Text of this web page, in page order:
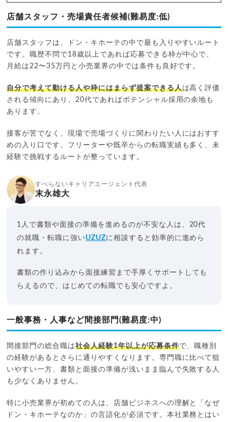
店舗スタッフ・売場責任者候補(難易度:低)
店舗スタッフは、ドン・キホーテの中で最も入りやすいルート
です。職歴不問で18歳以上であれば応募できる枠が中心で、
月給は22〜35万円と小売業界の中では条件も良好です。
自分で考えて動ける人や枠にはまらず提案できる人は高く評価
される傾向にあり、20代であればポテンシャル採用の余地も
あります。
接客が苦でなく、現場で売場づくりに関わりたい人にはおすす
めの入り口です。フリーターや既卒からの転職実績も多く、未
経験で挑戦するルートが整っています。
すべらないキャリアエージェント代表
末永雄大
1人で書類や面接の準備を進めるのが不安な人は、20代
の就職・転職に強い UZUZに相談すると効率的に進めら
れます。
書類の作り込みから面接練習まで手厚くサポートしても
らえるので、はじめての転職でも安心ですよ。
一般事務・人事など間接部門(難易度:中)
間接部門の総合職は社会人経験1年以上が応募条件で、職種別
の経験があるとさらに通りやすくなります。専門職に比べて狙
いやすい一方、書類と面接の準備が浅いまま臨んで失敗する人
も少なくありません。
特に小売業界が初めての人は、店舗ビジネスへの理解と「なぜ
ドン・キホーテなのか」の言語化が必須です。本社業務とはい